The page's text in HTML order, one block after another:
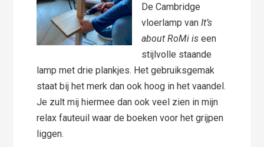
De Cambridge
vloerlamp vanIt’s
about RoMi iseen
stijlvolle staande
lamp met drie plankjes. Het gebruiksgemak
staat bij het merk dan ook hoog in het vaandel.
Je zult mij hiermee dan ook veel zien in mijn
relax fauteuil waar de boeken voor het grijpen
liggen.